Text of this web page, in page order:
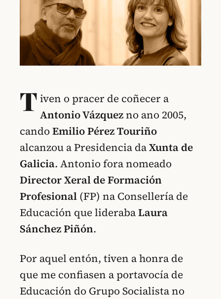
T iven o pracer de coñecer a
Antonio Vázquezno ano 2005,
candoEmilio Pérez Touriño
alcanzou a Presidencia daXunta de
Galicia. Antonio fora nomeado
Director Xeral de Formación
Profesional (FP) na Consellería de
Educación que liderabaLaura
Sánchez Piñón.
Por aquel entón, tiven a honra de
que me confiasen a portavocía de
Educación do Grupo Socialista no